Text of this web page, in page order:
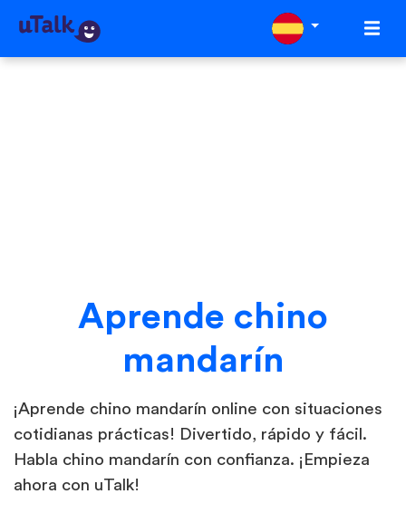
Aprende chino
mandarín
¡Aprende chino mandarín online con situaciones
cotidianas prácticas! Divertido, rápido y fácil.
Habla chino mandarín con confianza. ¡Empieza
ahora con uTalk!